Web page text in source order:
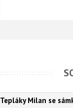
Tepláky Milan se